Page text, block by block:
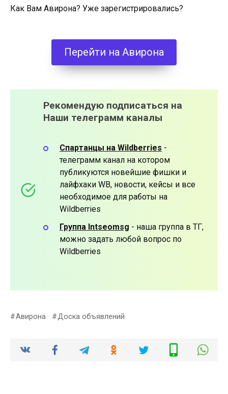
Как Вам Авирона? Уже зарегистрировались?
Перейти на Авирона
Рекомендую подписаться на
Наши телеграмм каналы
Спартанцы на Wildberries -
телеграмм канал на котором
публикуются новейшие фишки и
лайфхаки WB, новости, кейсы и все
необходимое для работы на
Wildberries
Группа Intseomsg - наша группа в ТГ,
можно задать любой вопрос по
Wildberries
Авирона Доска объявлений